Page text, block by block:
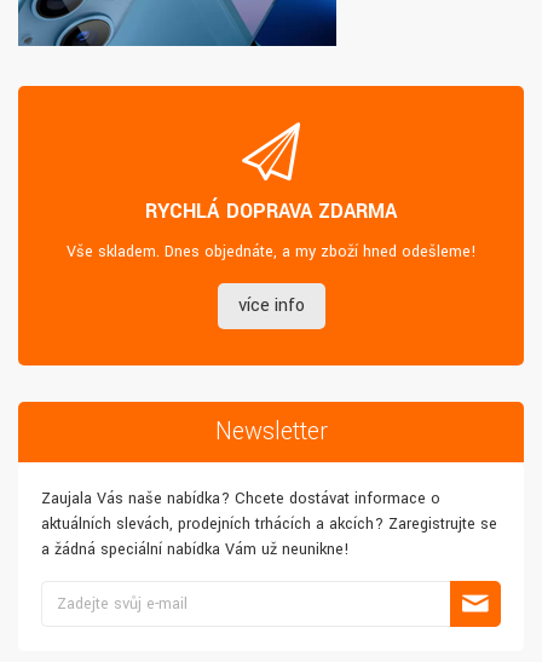
RYCHLÁ DOPRAVA ZDARMA
Vše skladem. Dnes objednáte, a my zboží hned odešleme!
více info
Newsletter
Zaujala Vás naše nabídka? Chcete dostávat informace o
aktuálních slevách, prodejních trhácích a akcích? Zaregistrujte se
a žádná speciální nabídka Vám už neunikne!